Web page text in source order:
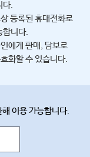
다.
등록된 휴대전화로
합니다.
에게 판매, 담보로
화할 수 있습니다.
이용 가능합니다.